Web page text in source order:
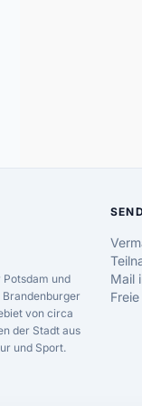
und
von circa
der Stadt aus
und Sport.
Mail